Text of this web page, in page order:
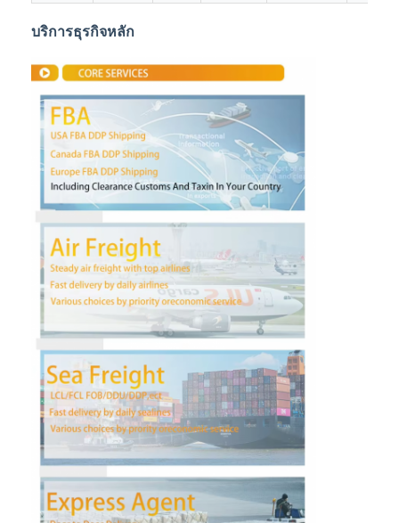
บ้าน
ผลิตภัณฑ์
ทัวร์โรงงาน
ควบคุมคุณภาพ
ติดต่อเรา
พูดคุยกันตอนนี้
การขนส่งสินค้าระหว่างประเทศ
ขนส่งทางอากาศ
การขนส่งทางทะเล
DDP จัดส่งจากจีน
บริการธุรกิจหลัก